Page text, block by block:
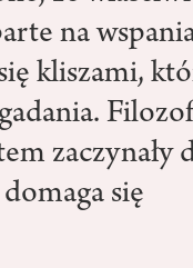
na
kliszami,
zaczynały
się